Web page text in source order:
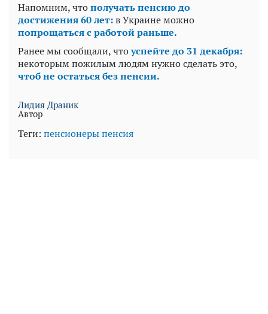
Напомним, чтополучать пенсию до
достижения 60 лет:в Украине можно
попрощаться с работой раньше.
Ранее мы сообщали, чтоуспейте до 31 декабря:
некоторым пожилым людям нужно сделать это,
чтоб не остаться без пенсии.
Лидия Драник
Автор
Теги: пенсионерыпенсия